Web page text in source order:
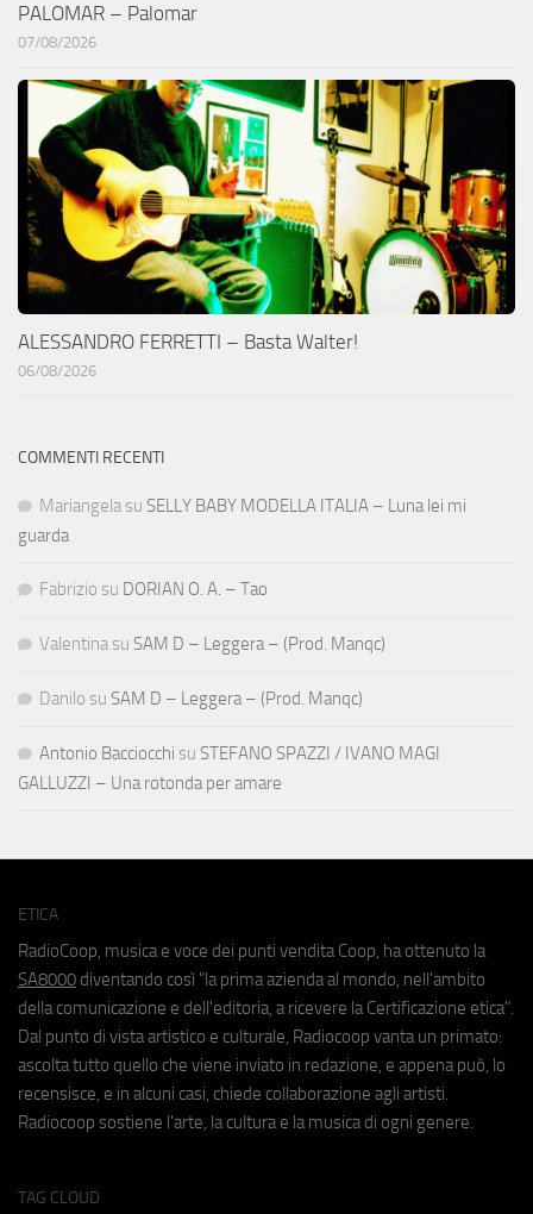
PALOMAR – Palomar
07/08/2026
ALESSANDRO FERRETTI – Basta Walter!
06/08/2026
COMMENTI RECENTI
Mariangela su SELLY BABY MODELLA ITALIA – Luna lei mi
guarda
Fabrizio su DORIAN O. A. – Tao
Valentina su SAM D – Leggera – (Prod. Manqc)
Danilo su SAM D – Leggera – (Prod. Manqc)
Antonio Bacciocchi su STEFANO SPAZZI / IVANO MAGI
GALLUZZI – Una rotonda per amare
ETICA
RadioCoop, musica e voce dei punti vendita Coop, ha ottenuto la
SA8000 diventando così "la prima azienda al mondo, nell'ambito
della comunicazione e dell'editoria, a ricevere la Certificazione etica".
Dal punto di vista artistico e culturale, Radiocoop vanta un primato:
ascolta tutto quello che viene inviato in redazione, e appena può, lo
recensisce, e in alcuni casi, chiede collaborazione agli artisti.
Radiocoop sostiene l'arte, la cultura e la musica di ogni genere.
TAG CLOUD